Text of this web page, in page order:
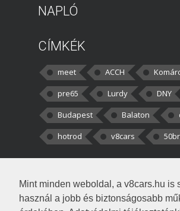
Mint minden weboldal, a v8cars.hu is
használ a jobb és biztonságosabb
NAPLÓ
CÍMKÉK
meet ACCH
pre65
Lurdy
DNY
Budapest
Balaton
hotrod
v8cars
kortisz:Elszúrtam! Én csak
darabbaal számoltam. Nem tudtam,